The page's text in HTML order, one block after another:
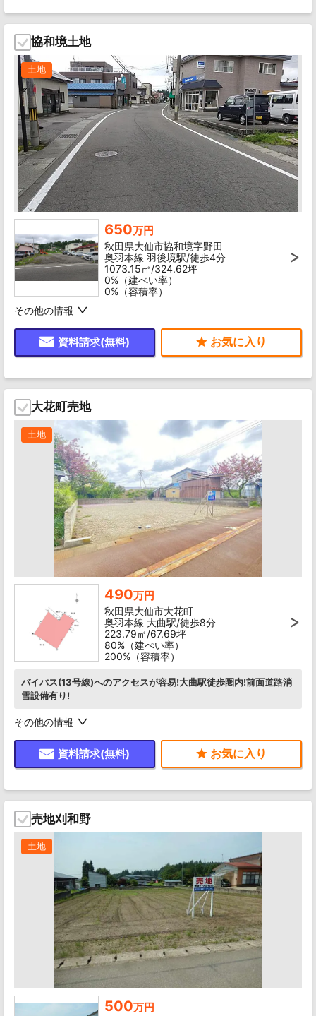
協和境土地
土地
650万円
秋田県大仙市協和境字野田
奥羽本線 羽後境駅/徒歩4分
1073.15㎡/324.62坪
0%（建ぺい率）
0%（容積率）
その他の情報
資料請求(無料)
大花町売地
土地
490万円
秋田県大仙市大花町
奥羽本線 大曲駅/徒歩8分
223.79㎡/67.69坪
80%（建ぺい率）
200%（容積率）
バイパス(13号線)へのアクセスが容易!大曲駅徒歩圏内!前面道路消
雪設備有り!
その他の情報
資料請求(無料)
売地刈和野
土地
500万円